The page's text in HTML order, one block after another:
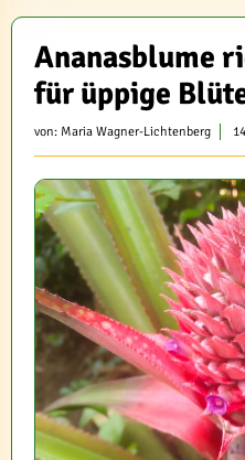
Ananasblume
für üppige
von: Maria Wagner-Lichtenberg